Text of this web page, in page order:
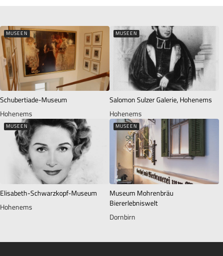
MUSEEN
Schubertiade-Museum
Hohenems
MUSEEN
Salomon Sulzer Galerie, Hohenems
Hohenems
MUSEEN
Elisabeth-Schwarzkopf-Museum
Hohenems
MUSEEN
Museum Mohrenbräu
Biererlebniswelt
Dornbirn